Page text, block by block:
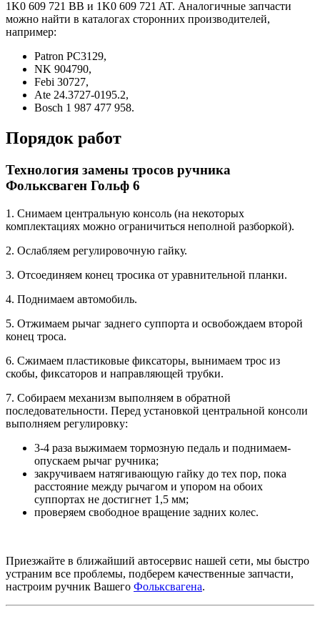
1K0 609 721 BB и 1K0 609 721 AT. Аналогичные запчасти
можно найти в каталогах сторонних производителей,
например:
Patron PC3129,
NK 904790,
Febi 30727,
Ate 24.3727-0195.2,
Bosch 1 987 477 958.
Порядок работ
Технология замены тросов ручника
Фольксваген Гольф 6
1. Снимаем центральную консоль (на некоторых
комплектациях можно ограничиться неполной разборкой).
2. Ослабляем регулировочную гайку.
3. Отсоединяем конец тросика от уравнительной планки.
4. Поднимаем автомобиль.
5. Отжимаем рычаг заднего суппорта и освобождаем второй
конец троса.
6. Сжимаем пластиковые фиксаторы, вынимаем трос из
скобы, фиксаторов и направляющей трубки.
7. Собираем механизм выполняем в обратной
последовательности. Перед установкой центральной консоли
выполняем регулировку:
3-4 раза выжимаем тормозную педаль и поднимаем-
опускаем рычаг ручника;
закручиваем натягивающую гайку до тех пор, пока
расстояние между рычагом и упором на обоих
суппортах не достигнет 1,5 мм;
проверяем свободное вращение задних колес.
Приезжайте в ближайший автосервис нашей сети, мы быстро
устраним все проблемы, подберем качественные запчасти,
настроим ручник Вашего Фольксвагена.